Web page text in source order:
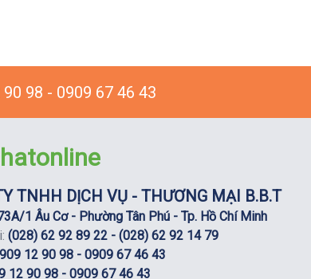
98 - 0909 67 46 43
TNHH DỊCH VỤ - THƯƠNG MẠI B.B.T
1 Âu Cơ - Phường Tân Phú - Tp. Hồ Chí Minh
(028) 62 92 89 22 - (028) 62 92 14 79
12 90 98 - 0909 67 46 43
12 90 98 - 0909 67 46 43